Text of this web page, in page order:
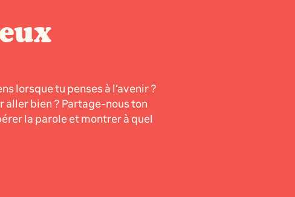
lorsque tu penses à l’avenir ?
aller bien ? Partage-nous ton
la parole et montrer à quel